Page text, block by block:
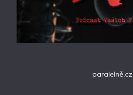
paralelně.cz